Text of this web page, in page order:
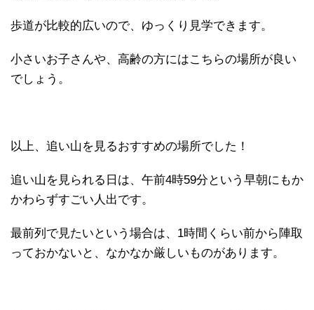
歩道が比較的広いので、ゆっくり見学できます。
小さいお子さんや、高齢の方にはこちらの場所が良い
でしょう。
以上、追い山を見るおすすめの場所でした！
追い山を見られる日は、午前4時59分という早朝にもか
かわらずすごい人出です。
最前列で見たいという場合は、1時間くらい前から陣取
っておかないと、なかなか厳しいものがあります。